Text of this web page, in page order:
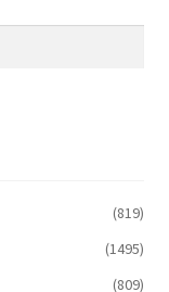
(819)
(1495)
(809)